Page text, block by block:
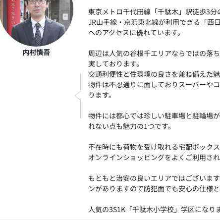
内村慎吾
東京メトロ千代田線「千駄木」駅徒歩3分
JR山手線・京浜東北線が利用できる「西
へのアクセスに優れています。
周辺は人気の谷根千エリアならではの落
実しております。
交通利便性と住環境の良さを兼ね備えた
物件は不忍通りに面しておりスーパーや
ります。
物件には都心では珍しい駐車場と駐輪場
れない点も魅力の1つです。
不在時にも荷物を受け取れる宅配ボックス
オンラインショッピングをよくご利用さ
もともと治安の良いエリアではございま
ンがありますので防犯面でも安心の仕様と
人気の3S1K「千駄木小学校」学区になり